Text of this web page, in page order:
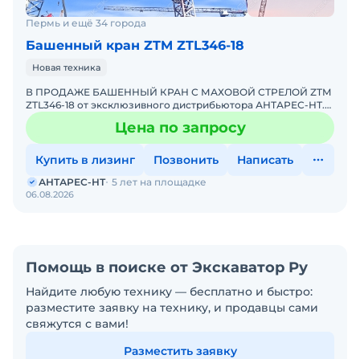
Пермь и ещё 34 города
Башенный кран ZTM ZTL346-18
Новая техника
В ПРОДАЖЕ БАШЕННЫЙ КРАН С МАХОВОЙ СТРЕЛОЙ ZTM
ZTL346-18 от эксклюзивного дистрибьютора АНТАРЕС-НТ.
ZTM входит в ТОП-10 мировых производителей башенных
кранов. К
Цена по запросу
Купить в лизинг Позвонить Написать
06.08.2026
АНТАРЕС-НТ 5 лет на площадке
Помощь в поиске от Экскаватор Ру
Найдите любую технику — бесплатно и быстро:
разместите заявку на технику, и продавцы сами
свяжутся с вами!
Разместить заявку